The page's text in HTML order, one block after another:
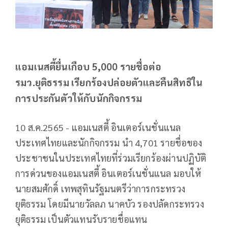
แอมเนสตี้ยื่นเกือบ 5,000 รายชื่อต่อ
รมว.ยุติธรรม เรียกร้องปล่อยตัวและคืนสิทธิใน
การประกันตัวให้กับนักกิจกรรม
10 ส.ค.2565 - แอมเนสตี้ อินเตอร์เนชั่นแนล
ประเทศไทยและนักกิจกรรม นำ 4,701 รายชื่อของ
ประชาชนในประเทศไทยที่ร่วมเรียกร้องผ่านปฏิบัติ
การด่วนของแอมเนสตี้ อินเตอร์เนชั่นแนล มอบให้
นายสมศักดิ์ เทพสุทินรัฐมนตรีว่าการกระทรวง
ยุติธรรม โดยมีนายวัลลภ นาคบัว รองปลัดกระทรวง
ยุติธรรม เป็นตัวแทนรับรายชื่อแทน